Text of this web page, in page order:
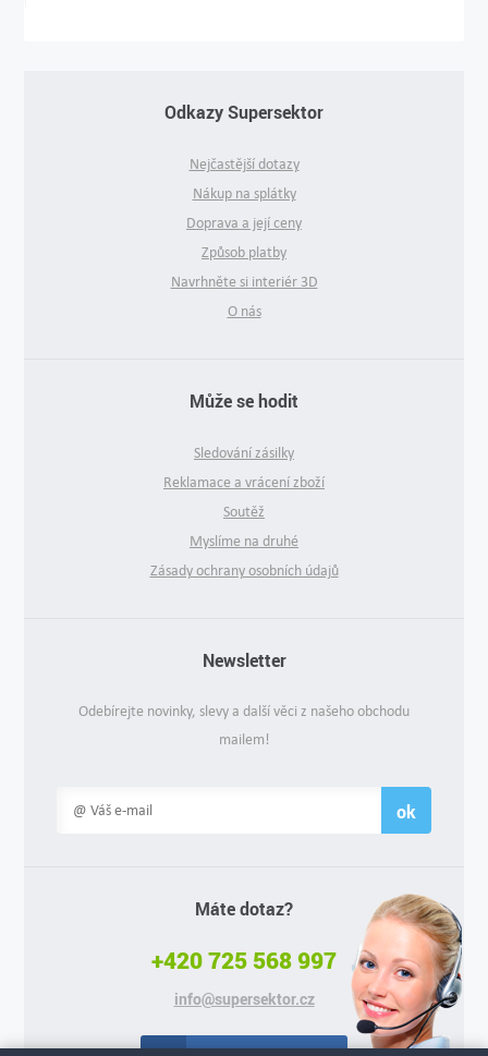
Odkazy Supersektor
Nejčastější dotazy
Nákup na splátky
Doprava a její ceny
Způsob platby
Navrhněte si interiér 3D
O nás
Může se hodit
Sledování zásilky
Reklamace a vrácení zboží
Soutěž
Myslíme na druhé
Zásady ochrany osobních údajů
Newsletter
Odebírejte novinky, slevy a další věci z našeho obchodu
mailem!
ok
Máte dotaz?
+420 725 568 997
info@supersektor.cz